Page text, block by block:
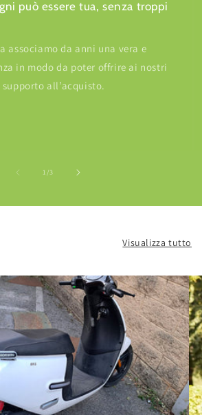
può essere tua, senza troppi
associamo da anni una vera e
in modo da poter offrire ai nostri
all’acquisto.
1/su
3
Visualizza tutto